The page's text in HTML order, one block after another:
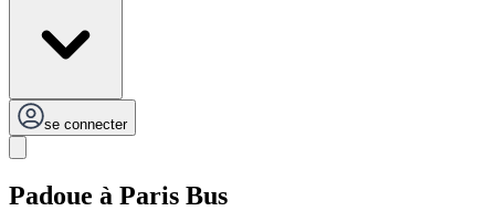
se connecter
Padoue à Paris Bus